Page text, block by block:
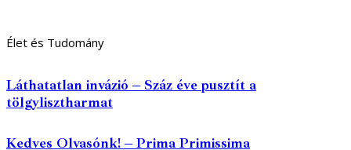
Élet és Tudomány
Láthatatlan invázió – Száz éve pusztít a
tölgylisztharmat
Kedves Olvasónk! – Prima Primissima